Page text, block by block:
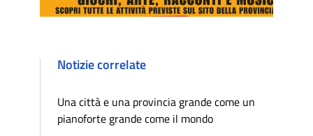
Notizie correlate
Una città e una provincia grande come un
pianoforte grande come il mondo